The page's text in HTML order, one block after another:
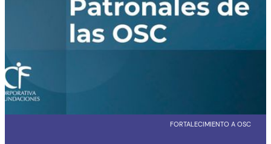
FORTALECIMIENTO A OSC